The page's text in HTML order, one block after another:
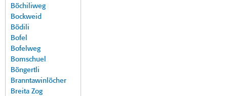
Böchiliweg
Bockweid
Bödili
Bofel
Bofelweg
Bomschuel
Böngertli
Branntawinlöcher
Breita Zog